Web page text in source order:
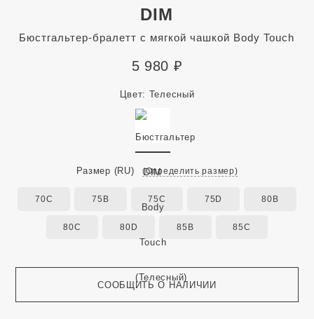
DIM
Бюстгальтер-бралетт с мягкой чашкой Body Touch
5 980 ₽
Цвет: Телесный
Размер (RU) (Определить размер)
70C 75B 75C 75D 80B
80C 80D 85B 85C
СООБЩИТЬ О НАЛИЧИИ